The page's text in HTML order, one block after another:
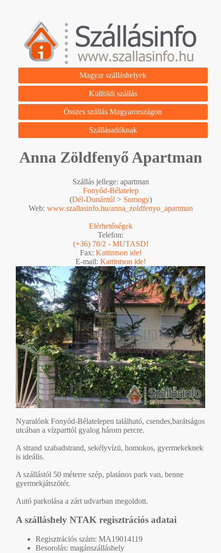
Magyar szálláshelyek
Külföldi szállás
Összes szállás Magyarországon
Szállásadóknak
Anna Zöldfenyő Apartman
Szállás jellege: apartman
Fonyód-Bélatelep
(Dél-Dunántúl > Somogy)
Web: www.szallasinfo.hu/anna_zoldfenyo_apartman
Elérhetőségek
Telefon:
(+36) 70/2 - MUTASD!
Fax: Kattintson ide!
E-mail: Kattintson ide!
Nyaralónk Fonyód-Bélatelepen található, csendes,barátságos
utcában a vízparttól gyalog három percre.
A strand szabadstrand, sekélyvízü, homokos, gyermekeknek
is ideális.
A szállástól 50 méterre szép, platános park van, benne
gyermekjátszótér.
Autó parkolása a zárt udvarban megoldott.
A szálláshely NTAK regisztrációs adatai
Regisztrációs szám: MA19014119
Besorolás: magánszálláshely